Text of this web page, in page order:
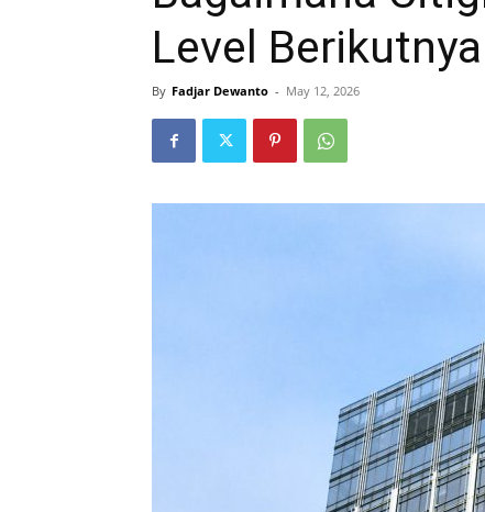
Level Berikutnya
By Fadjar Dewanto - May 12, 2026